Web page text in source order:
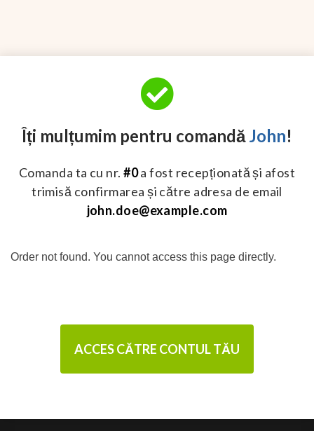
Îți mulțumim pentru comandăJohn!
Comanda ta cu nr.#0a fost recepționată și afost
trimisă confirmarea și către adresa de email
john.doe@example.com
Order not found. You cannot access this page directly.
ACCES CĂTRE CONTUL TĂU